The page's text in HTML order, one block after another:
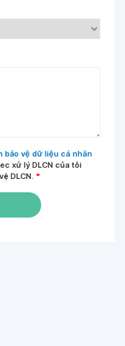
bảo vệ dữ liệu cá nhân
xử lý DLCN của tôi
DLCN. *